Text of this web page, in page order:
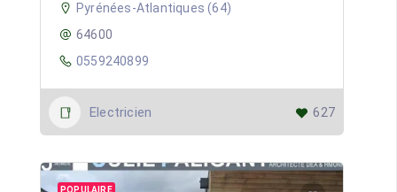
Pyrénées-Atlantiques (64)
64600
0559240899
Electricien 627